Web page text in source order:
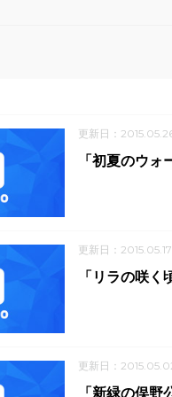
更新日：
「初夏のウォ
更新日：2015.05.17
「リラの咲く
更新日：
「新緑の俣野